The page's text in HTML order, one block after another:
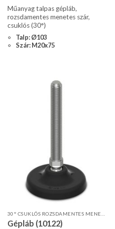
Műanyag talpas gépláb,
rozsdamentes menetes szár,
csuklós (30°)
Talp: Ø103
Szár: M20x75
Gépláb (10122)